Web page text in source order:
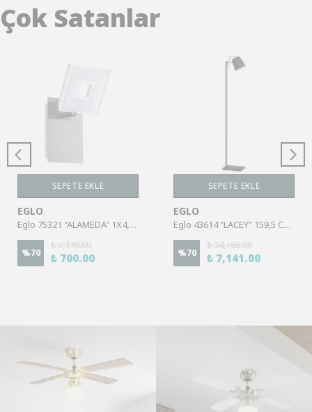
Çok Satanlar
SEPETE EKLE
EGLO
Eglo 75321 "ALAMEDA" 1X4,5W Çelik Nikel Mat Sıva Üstü Spot
%70
₺ 2,370.00
₺ 700.00
SEPETE EKLE
EGLO
Eglo 43614 "LACEY" 159,5 Cm Yüksekliğinde Çelik, Ahşap Köşe Lambası Lambader
%70
₺ 24,166.00
₺ 7,141.00